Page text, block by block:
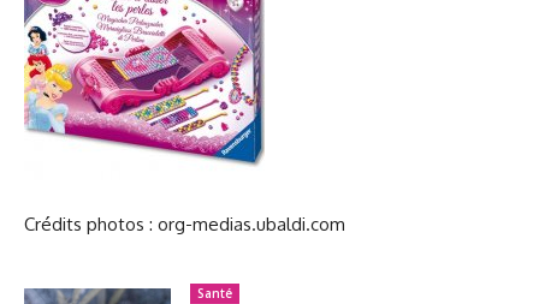
Crédits photos : org-medias.ubaldi.com
Santé